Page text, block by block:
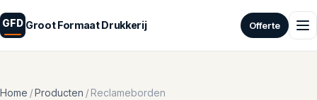
GFD Groot Formaat Drukkerij
Home /Producten / Reclameborden